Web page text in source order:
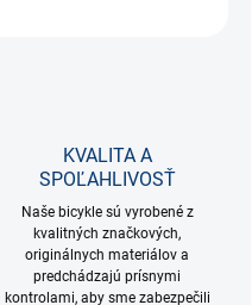
KVALITA A
SPOĽAHLIVOSŤ
Naše bicykle sú vyrobené z
kvalitných značkových,
originálnych materiálov a
predchádzajú prísnymi
kontrolami, aby sme zabezpečili